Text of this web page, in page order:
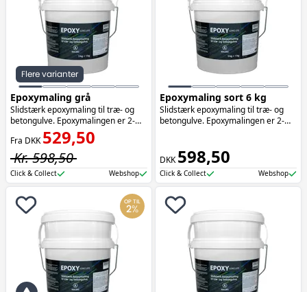
Flere varianter
Epoxymaling grå
Slidstærk epoxymaling til træ- og
betongulve. Epoxymalingen er 2-
komponent og vandbaseret. Farve:
RAL 7035.
Fra DKK529,50
Kr. 598,50
Click & Collect Webshop
Epoxymaling sort 6 kg
Slidstærk epoxymaling til træ- og
betongulve. Epoxymalingen er 2-
DKK598,50
Click & Collect Webshop
OP TIL
2%